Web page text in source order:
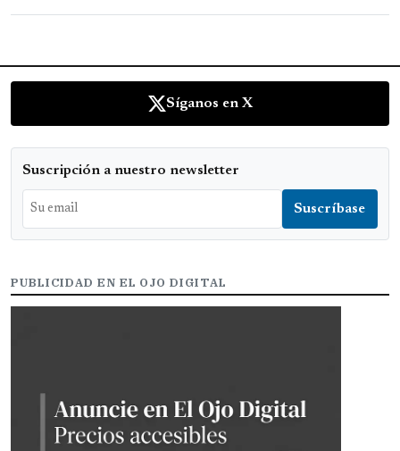
Síganos en X
Suscripción a nuestro newsletter
PUBLICIDAD EN EL OJO DIGITAL